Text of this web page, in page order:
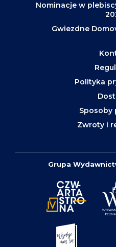
Nominacje w
Gwiezdne
Polityka
Sposoby
Zwroty i
Grupa